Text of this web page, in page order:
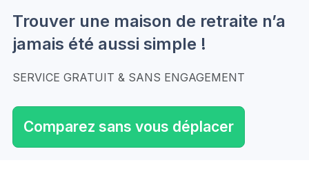
Trouver une maison de retraite n’a
jamais été aussi simple !
SERVICE GRATUIT & SANS ENGAGEMENT
Comparez sans vous déplacer